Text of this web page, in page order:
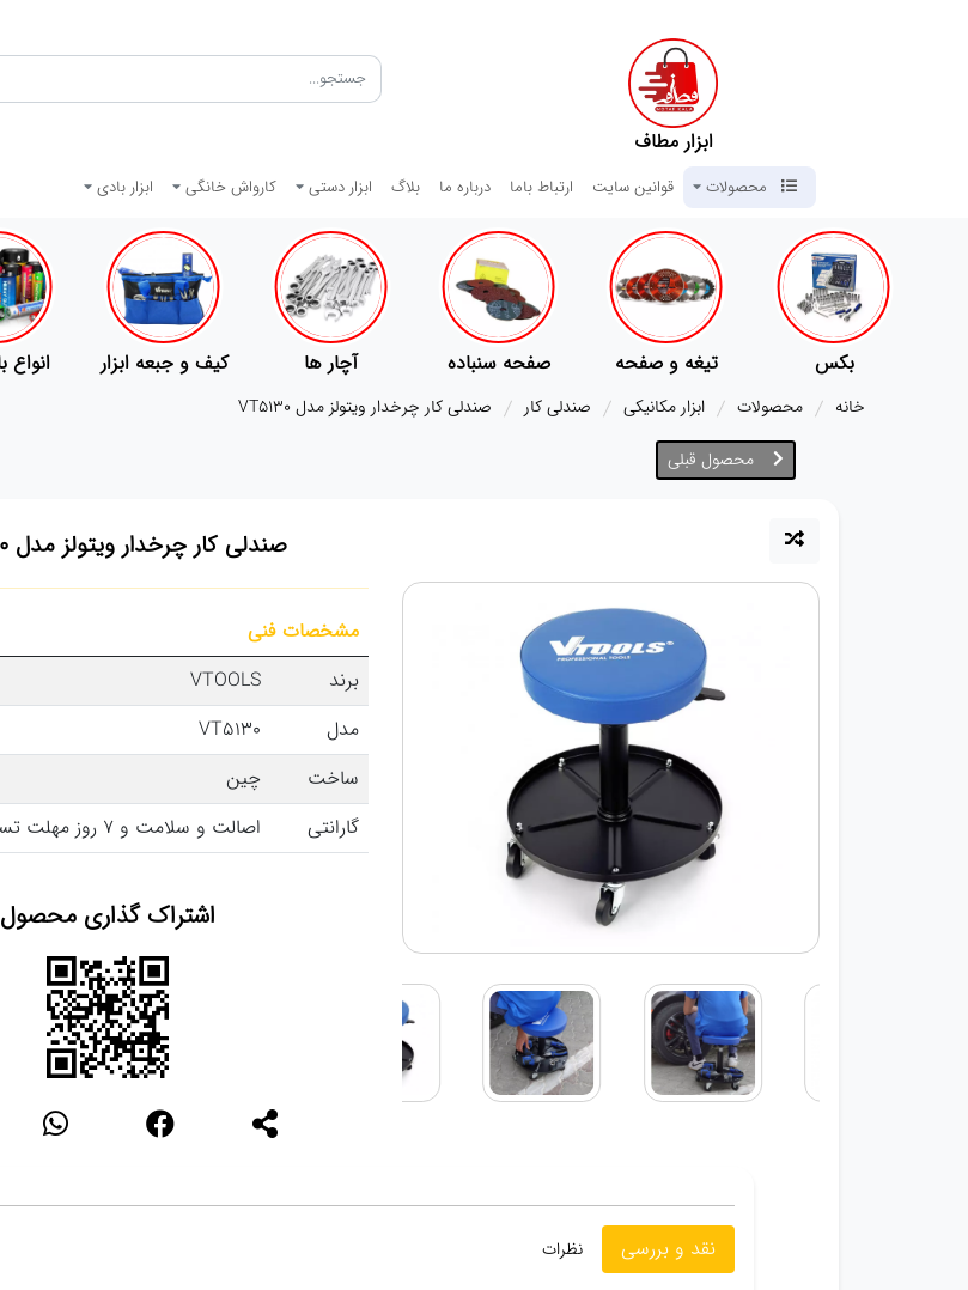
ابزار مطاف
محصولات قوانین سایت ارتباط باما درباره ما بلاگ ابزار دستی کارواش خانگی ابزار بادی
تیغه و صفحه صفحه سنباده آچار ها کیف و جبعه ابزار انواع باتری ها
خانه محصولات ابزار مکانیکی صندلی کار
صندلی کار چرخدار ویتولز مدل VT5130
محصول قبلی
صندلی کار چرخدار ویتولز مدل VT5130
مشخصات فنی
برند
VTOOLS
مدل
VT5130
ساخت
چین
گارانتی
اصالت و سلامت و 7 روز مهلت تست
اشتراک گذاری محصول
نقد و بررسی نظرات